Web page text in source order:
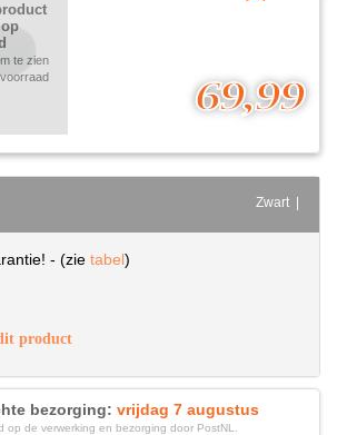
69,99
te zien
Zwart |
- (zie tabel)
product
bezorging: vrijdag 7 augustus
op de verwerking en bezorging door PostNL.